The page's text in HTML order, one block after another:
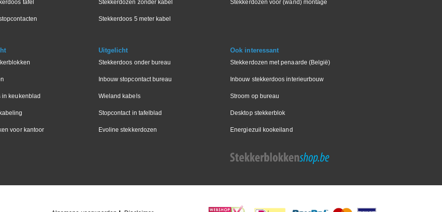
tafel Stekkerdozen zonder kabel
Stekkerdoos 5 meter kabel
Stekkerdozen voor (wand) montage
in keukenblad
voor kantoor
Uitgelicht
Stekkerdoos onder bureau
Inbouw stopcontact bureau
Wieland kabels
Stopcontact in tafelblad
Evoline stekkerdozen
Ook interessant
Stekkerdozen met penaarde (België)
Inbouw stekkerdoos interieurbouw
Stroom op bureau
Desktop stekkerblok
Energiezuil kookeiland